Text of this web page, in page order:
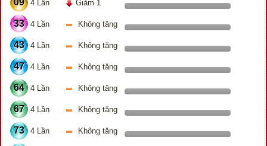
09 4 Lần Giảm 1
33 4 Lần Không tăng
43 4 Lần Không tăng
47 4 Lần Không tăng
64 4 Lần Không tăng
67 4 Lần Không tăng
73 4 Lần Không tăng